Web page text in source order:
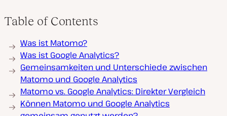
Table of Contents
Was ist Matomo?
Was ist Google Analytics?
Gemeinsamkeiten und Unterschiede zwischen
Matomo und Google Analytics
Matomo vs. Google Analytics: Direkter Vergleich
Können Matomo und Google Analytics